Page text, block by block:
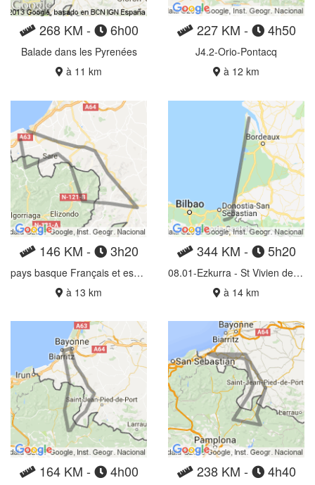
268 KM - 6h00
Balade dans les Pyrenées
à 11 km
227 KM - 4h50
J4.2-Orio-Pontacq
à 12 km
146 KM - 3h20
pays basque Français et espagnol
à 13 km
344 KM - 5h20
08.01-Ezkurra - St Vivien de Médoc
à 14 km
164 KM - 4h00 238 KM - 4h40